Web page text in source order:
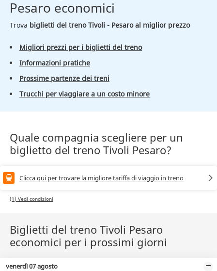
Pesaro economici
Trova biglietti del treno Tivoli - Pesaro al miglior prezzo
Migliori prezzi per i biglietti del treno
Informazioni pratiche
Prossime partenze dei treni
Trucchi per viaggiare a un costo minore
Quale compagnia scegliere per un
biglietto del treno Tivoli Pesaro?
Clicca qui per trovare la migliore tariffa di viaggio in treno
(1) Vedi condizioni
Biglietti del treno Tivoli Pesaro
economici per i prossimi giorni
venerdì 07 agosto